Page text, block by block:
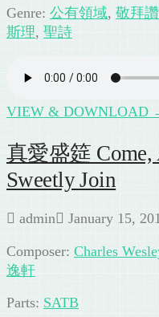
Genre: 公有領域, 敬拜
斯理, 聖詩
VIEW & DOWNLOAD
真愛盛筵 Come,
Sweetly Join
admin January 15,
Composer: Charles
逸軒
Parts: SATB